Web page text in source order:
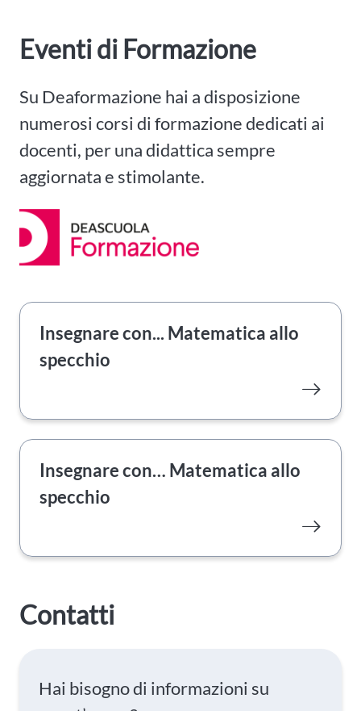
Eventi di Formazione
Su Deaformazione hai a disposizione
numerosi corsi di formazione dedicati ai
docenti, per una didattica sempre
aggiornata e stimolante.
Insegnare con... Matematica allo
specchio
Insegnare con… Matematica allo
specchio
Contatti
Hai bisogno di informazioni su